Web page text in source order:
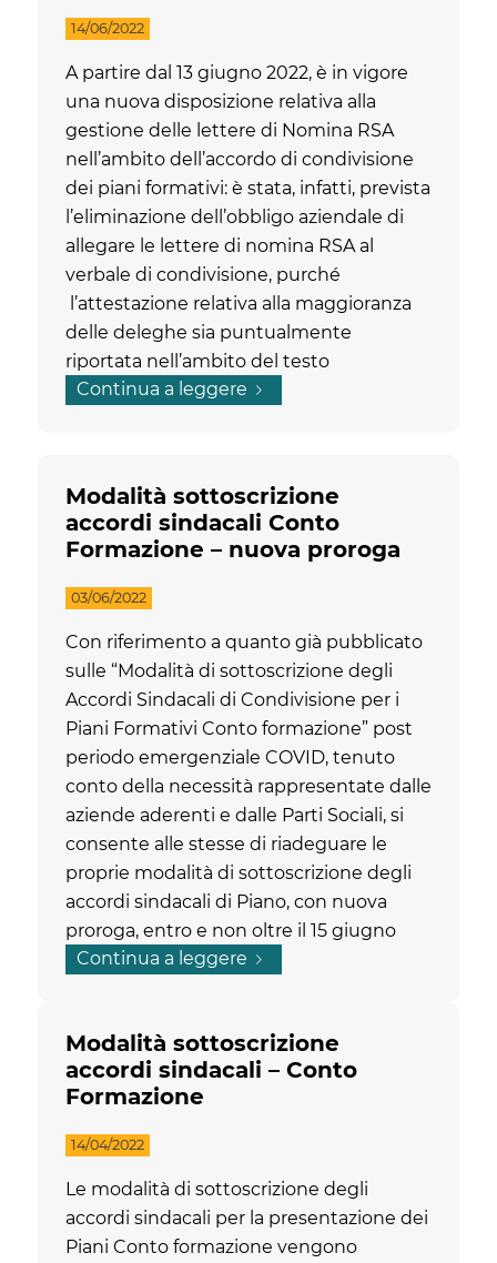
14/06/2022
A partire dal 13 giugno 2022, è in vigore
una nuova disposizione relativa alla
gestione delle lettere di Nomina RSA
nell’ambito dell’accordo di condivisione
dei piani formativi: è stata, infatti, prevista
l’eliminazione dell’obbligo aziendale di
allegare le lettere di nomina RSA al
verbale di condivisione, purché
l’attestazione relativa alla maggioranza
delle deleghe sia puntualmente
riportata nell’ambito del testo
dell’accordo.
Continua a leggere
Modalità sottoscrizione
accordi sindacali Conto
Formazione – nuova proroga
03/06/2022
Con riferimento a quanto già pubblicato
sulle “Modalità di sottoscrizione degli
Accordi Sindacali di Condivisione per i
Piani Formativi Conto formazione” post
periodo emergenziale COVID, tenuto
conto della necessità rappresentate dalle
aziende aderenti e dalle Parti Sociali, si
consente alle stesse di riadeguare le
proprie modalità di sottoscrizione degli
accordi sindacali di Piano, con nuova
proroga, entro e non oltre il 15 giugno
2022
Continua a leggere
Modalità sottoscrizione
accordi sindacali – Conto
Formazione
14/04/2022
Le modalità di sottoscrizione degli
accordi sindacali per la presentazione dei
Piani Conto formazione vengono